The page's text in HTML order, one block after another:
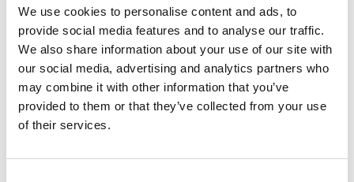
We use cookies to personalise content and ads, to
provide social media features and to analyse our traffic.
We also share information about your use of our site with
our social media, advertising and analytics partners who
may combine it with other information that you’ve
provided to them or that they’ve collected from your use
of their services.
электричества и ограничение доступа на восток и
юг страны.
Эти усилия нуждаются в нашей постоянной
поддержке и финансировании. Мы не можем
допустить, чтобы меры в ответ на ВИЧ в Украине
отступили.